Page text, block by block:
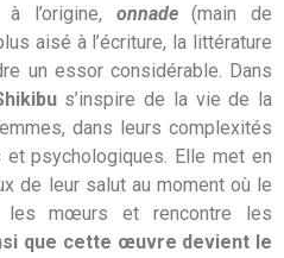
à l’origine, onnade(main de
aisé à l’écriture, la littérature
un essor considérable. Dans
s’inspire de la vie de la
dans leurs complexités
psychologiques. Elle met en
de leur salut au moment où le
les mœurs et rencontre les
que cette œuvre devient le